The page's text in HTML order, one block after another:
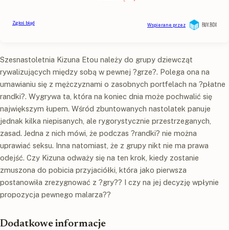
Szesnastoletnia Kizuna Etou należy do grupy dziewcząt
rywalizujących między sobą w pewnej ?grze?. Polega ona na
umawianiu się z mężczyznami o zasobnych portfelach na ?płatne
randki?. Wygrywa ta, która na koniec dnia może pochwalić się
największym łupem. Wśród zbuntowanych nastolatek panuje
jednak kilka niepisanych, ale rygorystycznie przestrzeganych,
zasad. Jedna z nich mówi, że podczas ?randki? nie można
uprawiać seksu. Inna natomiast, że z grupy nikt nie ma prawa
odejść. Czy Kizuna odważy się na ten krok, kiedy zostanie
zmuszona do pobicia przyjaciółki, która jako pierwsza
postanowiła zrezygnować z ?gry?? I czy na jej decyzję wpłynie
propozycja pewnego malarza??
Dodatkowe informacje